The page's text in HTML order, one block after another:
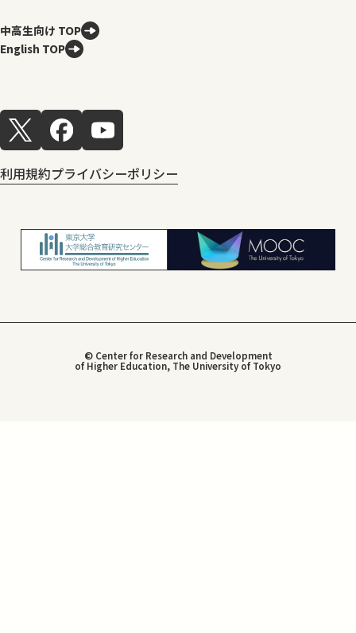
中高生向け TOP
English TOP
利用規約プライバシーポリシー
© Center for Research and Development
of Higher Education, The University of Tokyo